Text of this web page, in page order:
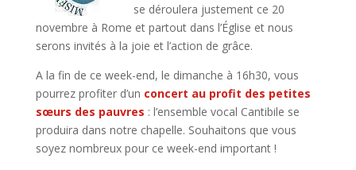
se déroulera justement ce 20
novembre à Rome et partout dans l’Église et nous
serons invités à la joie et l’action de grâce.
A la fin de ce week-end, le dimanche à 16h30, vous
pourrez profiter d’un concert au profit des petites
sœurs des pauvres : l’ensemble vocal Cantibile se
produira dans notre chapelle. Souhaitons que vous
soyez nombreux pour ce week-end important !